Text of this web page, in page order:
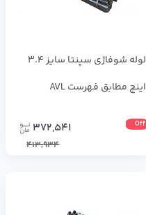
لوله شوفاژی سپنتا سایز 3.4
اینچ مطابق فهرست AVL
Off
372,541
413,934